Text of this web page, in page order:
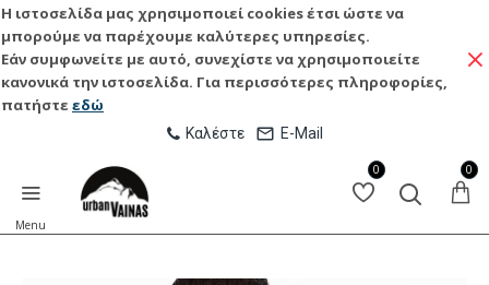
Η ιστοσελίδα μας χρησιμοποιεί cookies έτσι ώστε να
μπορούμε να παρέχουμε καλύτερες υπηρεσίες.
Εάν συμφωνείτε με αυτό, συνεχίστε να χρησιμοποιείτε
κανονικά την ιστοσελίδα. Για περισσότερες πληροφορίες,
πατήστε εδώ
Καλέστε E-Mail
0 0